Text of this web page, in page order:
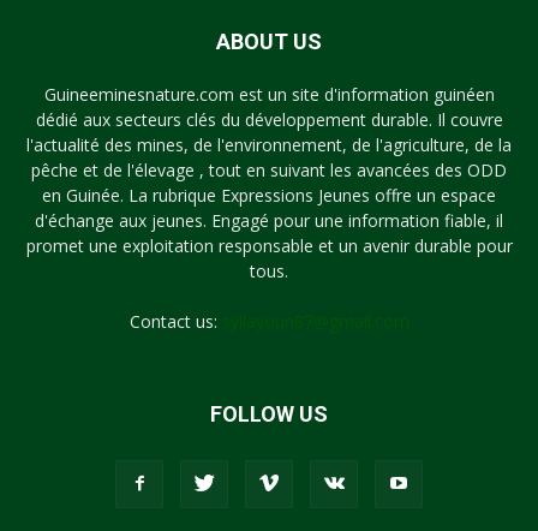
ABOUT US
Guineeminesnature.com est un site d'information guinéen
dédié aux secteurs clés du développement durable. Il couvre
l'actualité des mines, de l'environnement, de l'agriculture, de la
pêche et de l'élevage , tout en suivant les avancées des ODD
en Guinée. La rubrique Expressions Jeunes offre un espace
d'échange aux jeunes. Engagé pour une information fiable, il
promet une exploitation responsable et un avenir durable pour
tous.
Contact us:
FOLLOW US